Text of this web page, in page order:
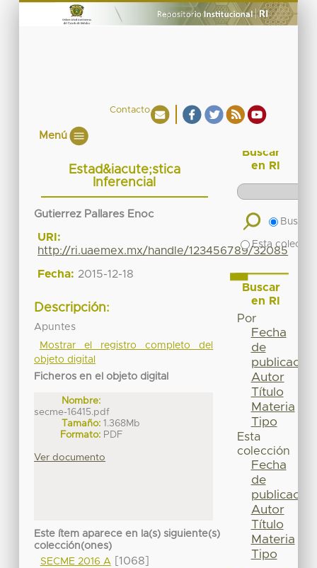
Contacto
Menú
Estad&iacute;stica
Inferencial
Gutierrez Pallares Enoc
URI:
http://ri.uaemex.mx/handle/123456789/32085
Fecha: 2015-12-18
Descripción:
Apuntes
Mostrar el registro completo del
objeto digital
Ficheros en el objeto digital
Nombre:
secme-16415.pdf
Tamaño: 1.368Mb
Formato: PDF
Ver documento
Este ítem aparece en la(s) siguiente(s)
colección(ones)
SECME 2016 A[1068]
Buscar
en RI
Buscar
Esta
Buscar
en RI
Por
Fecha
de
publicación
Autor
Título
Materia
Tipo
Esta
colección
Fecha
de
publicación
Autor
Título
Materia
Tipo